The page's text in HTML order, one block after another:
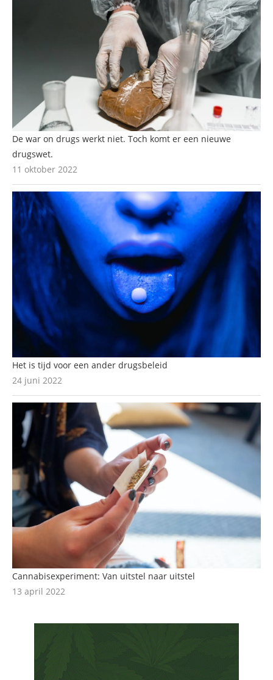
De war on drugs werkt niet. Toch komt er een nieuwe
drugswet.
11 oktober 2022
Het is tijd voor een ander drugsbeleid
24 juni 2022
Cannabisexperiment: Van uitstel naar uitstel
13 april 2022